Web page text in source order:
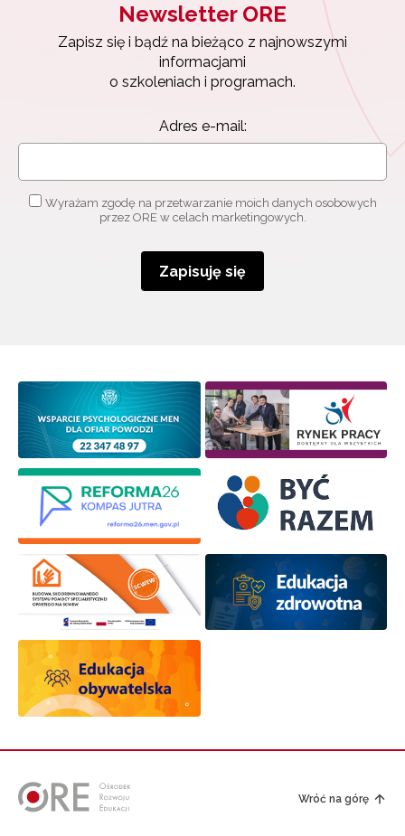
Newsletter ORE
Zapisz się i bądź na bieżąco z najnowszymi
informacjami
o szkoleniach i programach.
Adres e-mail:
Wyrażam zgodę na przetwarzanie moich danych osobowych
przez ORE w celach marketingowych.
Zapisuję się
Wróć na górę